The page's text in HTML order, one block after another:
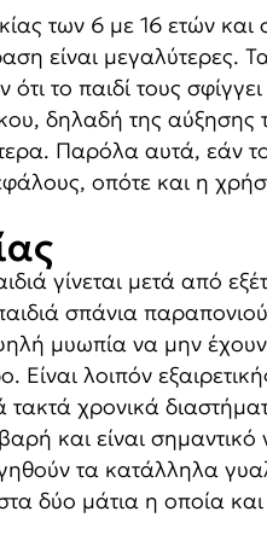
των 6 με 16 ετών
είναι
το παιδί τους
δηλαδή της
Παρόλα αυτά, εάν
οπότε και η
γίνεται μετά από
σπάνια
μυωπία να μην
Είναι λοιπόν
τακτά χρονικά
και είναι
τα κατάλληλα
δύο μάτια η οποία